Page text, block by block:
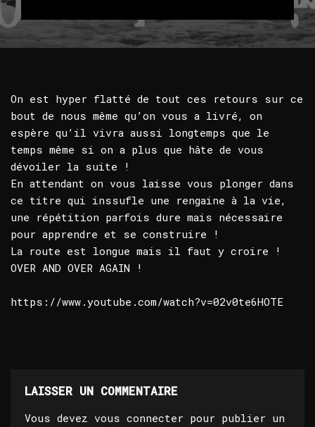
On est hyper flatté de tout ces retours sur ce
bout de nous même qu’on vous a livré, on
espère qu’il vivra aussi longtemps que le
temps même si on a plus que hâte de vous
dévoiler la suite !
En attendant on vous laisse vous plonger dans
ce titre qui inssufle une rengaine à la vie,
une répétition parfois dure mais nécessaire
pour apprendre et se construire !
La route est longue mais il faut y croire !
OVER AND OVER AGAIN !
https://www.youtube.com/watch?v=02v0te6HOTE
LAISSER UN COMMENTAIRE
Vous devez vous connecter pour publier un